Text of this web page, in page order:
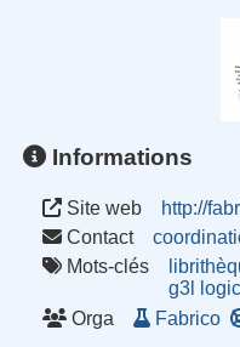
Informations
Site web
http://
Contact
Mots-clés
g3l
Orga
Fabrico